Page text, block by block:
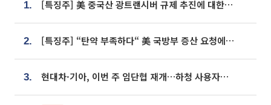
1. [특징주] 美 중국산 광트랜시버 규제 추진에 대한광통신 등 광통신株 강세
2. [특징주] “탄약 부족하다“ 美 국방부 증산 요청에⋯국내 방산주 급등세
3. 현대차·기아, 이번 주 임단협 재개…하청 사용자성 재심도 ‘변수’